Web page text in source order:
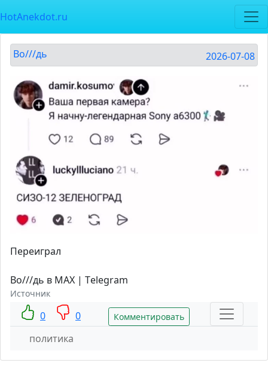
HotAnekdot.ru
Во///дь 2026-07-08
Переиграл
Во///дь в MAX | Тelegram
Источник
0 0 Комментировать
политика